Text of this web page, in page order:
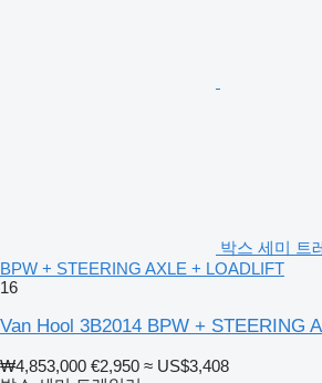
박스 세미 트
BPW + STEERING AXLE + LOADLIFT
16
Van Hool 3B2014 BPW + STEERING
₩4,853,000 €2,950 ≈ US$3,408